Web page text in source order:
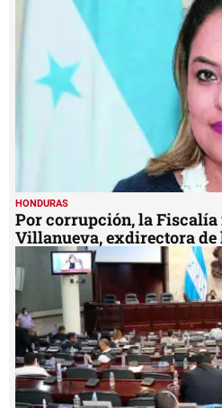
HONDURAS
Por corrupción, la Fiscalía
Villanueva, exdirectora de